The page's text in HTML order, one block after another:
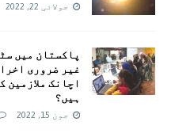
جولائی 22, 2022
پاکستان میں
غیر ضروری
اچانک
ہیں؟
جون 15, 2022